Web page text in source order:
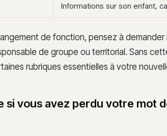
Informations sur son enfant,
de fonction, pensez à
de groupe ou territorial. Sans
rubriques essentielles à votre
si vous avez perdu votre mot